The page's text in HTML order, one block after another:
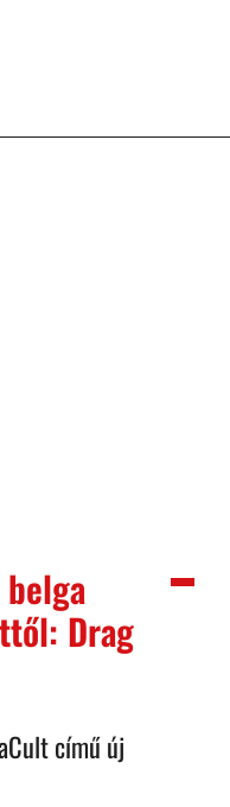
belga
Drag
című új